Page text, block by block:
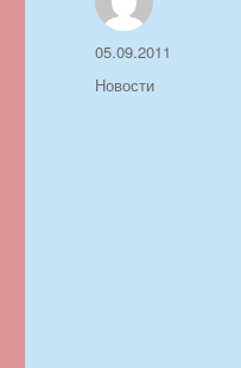
Автор
Опубликовано
05.09.2011
Рубрики
Новости